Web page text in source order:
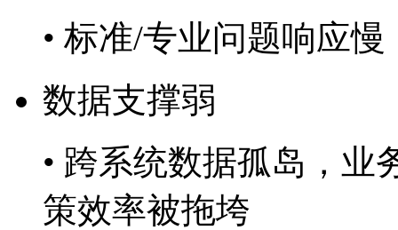
• 标准/专业问题响应慢
数据支撑弱
• 跨系统数据孤岛，业
策效率被拖垮